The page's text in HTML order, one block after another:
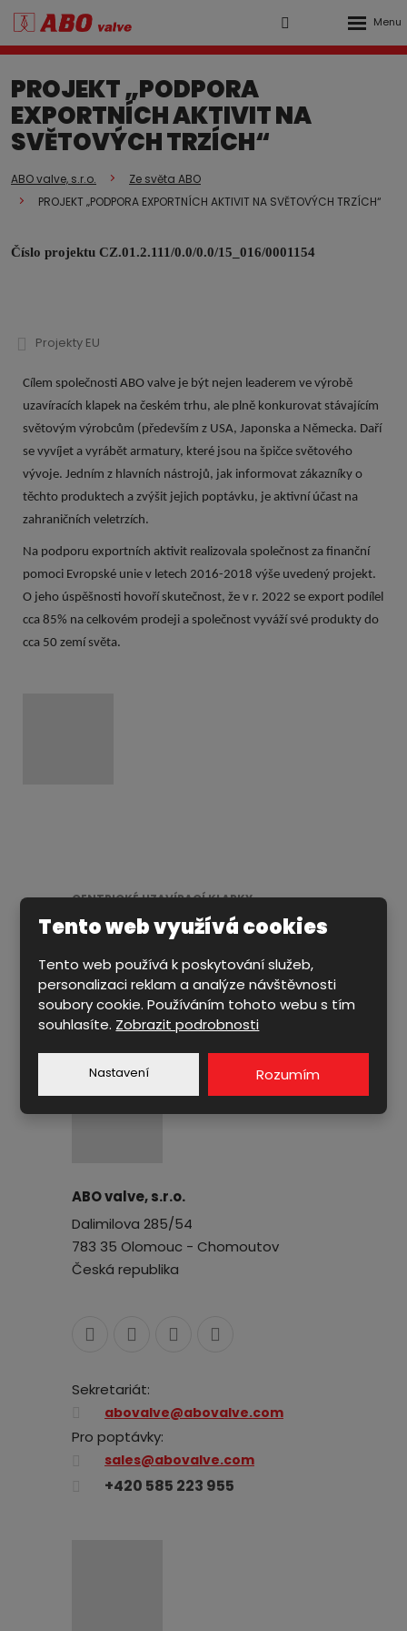
Vyhledávání
Přihlášení
menu
PROJEKT „PODPORA
EXPORTNÍCH AKTIVIT NA
SVĚTOVÝCH TRZÍCH“
ABO valve, s.r.o.
Ze světa ABO
PROJEKT „PODPORA EXPORTNÍCH AKTIVIT NA SVĚTOVÝCH TRZÍCH“
Číslo projektu CZ.01.2.111/0.0/0.0/15_016/0001154
Projekty EU
Cílem společnosti ABO valve je být nejen leaderem ve výrobě
uzavíracích klapek na českém trhu, ale plně konkurovat stávajícím
světovým výrobcům (především z USA, Japonska a Německa. Daří
se vyvíjet a vyrábět armatury, které jsou na špičce světového
vývoje. Jedním z hlavních nástrojů, jak informovat zákazníky o
těchto produktech a zvýšit jejich poptávku, je aktivní účast na
zahraničních veletrzích.
Na podporu exportních aktivit realizovala společnost za finanční
pomoci Evropské unie v letech 2016-2018 výše uvedený projekt.
O jeho úspěšnosti hovoří skutečnost, že v r. 2022 se export podílel
cca 85% na celkovém prodeji a společnost vyváží své produkty do
cca 50 zemí světa.
CENTRICKÉ UZAVÍRACÍ KLAPKY
EXCENTRICKÉ UZAVÍRACÍ KLAPKY
VENTILY & KOHOUTY
PŘÍSLUŠENSTVÍ
ABO valve, s.r.o.
Dalimilova 285/54
783 35 Olomouc - Chomoutov
Česká republika
Sekretariát:
abovalve@abovalve.com
Pro poptávky:
sales@abovalve.com
+420 585 223 955
Tento web využívá cookies
Tento web používá k poskytování služeb,
personalizaci reklam a analýze návštěvnosti
soubory cookie. Používáním tohoto webu s tím
souhlasíte. Zobrazit podrobnosti
Nastavení Rozumím